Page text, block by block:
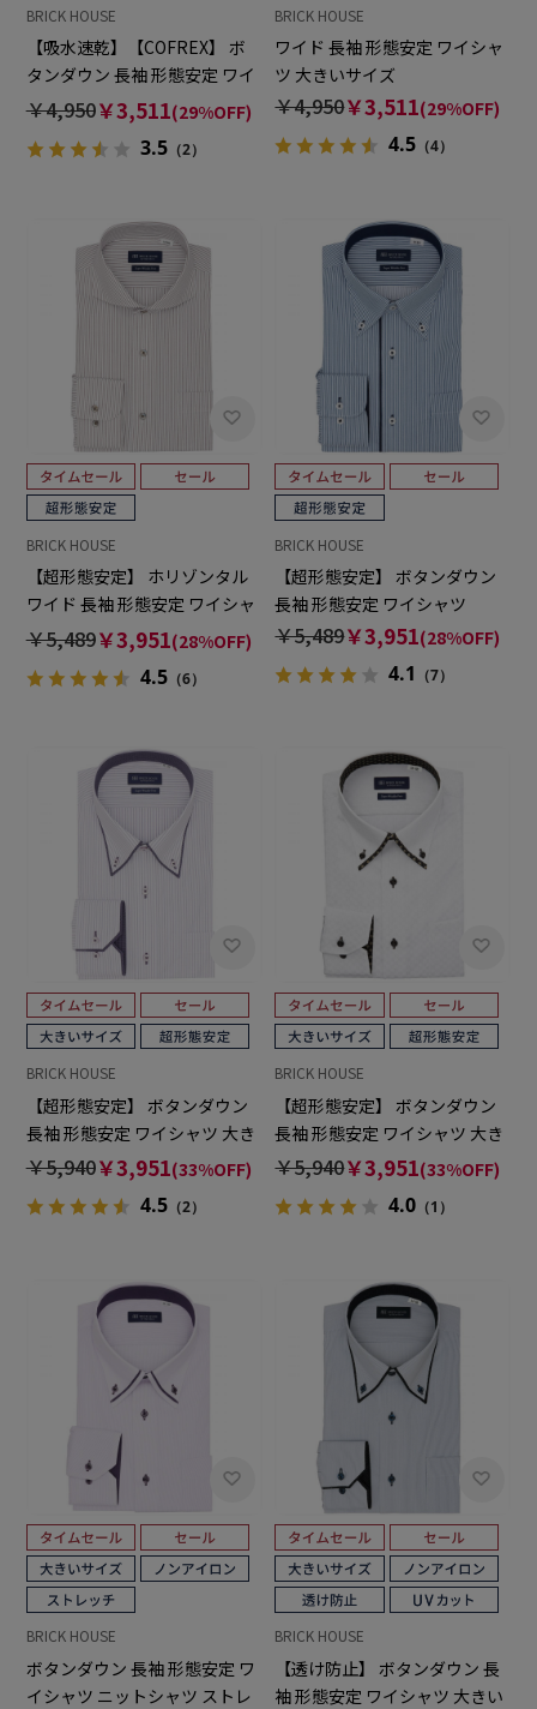
BRICK HOUSE
【吸水速乾】【COFREX】 ボ
タンダウン 長袖 形態安定 ワイ
シャツ 大きいサイズ
￥4,950￥3,511(29%OFF)
3.5（2）
BRICK HOUSE
ワイド 長袖 形態安定 ワイシャ
ツ 大きいサイズ
￥4,950￥3,511(29%OFF)
4.5 （4）
BRICK HOUSE
【超形態安定】 ホリゾンタル
ワイド 長袖 形態安定 ワイシャ
ツ
￥5,489￥3,951(28%OFF)
4.5（6）
BRICK HOUSE
【超形態安定】 ボタンダウン
長袖 形態安定 ワイシャツ
￥5,489￥3,951(28%OFF)
4.1 （7）
BRICK HOUSE
【超形態安定】 ボタンダウン
長袖 形態安定 ワイシャツ 大き
いサイズ
￥5,940￥3,951(33%OFF)
4.5（2）
BRICK HOUSE
【超形態安定】 ボタンダウン
長袖 形態安定 ワイシャツ 大き
いサイズ
￥5,940￥3,951(33%OFF)
4.0 （1）
BRICK HOUSE
ボタンダウン 長袖 形態安定 ワ
イシャツ ニットシャツ ストレ
BRICK HOUSE
【透け防止】 ボタンダウン 長
袖 形態安定 ワイシャツ 大きい